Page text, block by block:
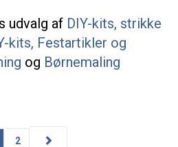
udvalg af DIY-kits, strikke
kits, Festartikler og
og Børnemaling
2